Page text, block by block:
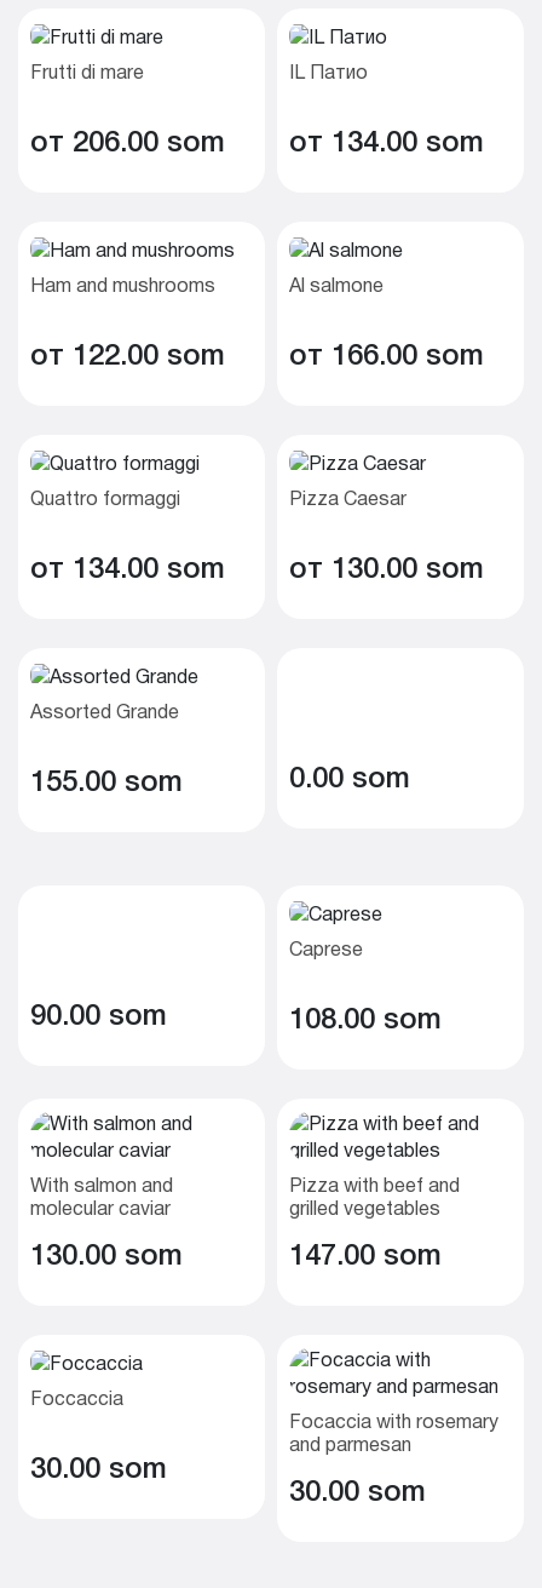
Frutti di mare
от 206.00 som
IL Патио
от 134.00 som
Ham and mushrooms
от 122.00 som
Al salmone
от 166.00 som
Quattro formaggi
от 134.00 som
Pizza Caesar
от 130.00 som
Assorted Grande
155.00 som 0.00 som
90.00 som
Caprese
108.00 som
With salmon and
molecular caviar
130.00 som
Pizza with beef and
grilled vegetables
147.00 som
Foccaccia
30.00 som
Focaccia with rosemary
and parmesan
30.00 som